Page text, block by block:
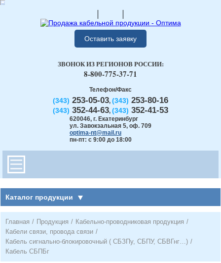
Оставить заявку
Телефон/Факс
(343) 253-05-03, (343) 253-80-16
(343) 352-44-63, (343) 352-41-53
620046, г. Екатеринбург
ул. Завокзальная 5, оф. 709
optima-nt@mail.ru
пн-пт: с 9:00 до 18:00
ЗВОНОК ИЗ РЕГИОНОВ РОССИИ:
8-800-775-37-71
Каталог продукции
Главная / Продукция / Кабельно-проводниковая продукция /
Кабели связи, провода связи /
Кабель сигнально-блокировочный ( СБЗПу, СБПУ, СБВГнг…) /
Кабель СБПБг